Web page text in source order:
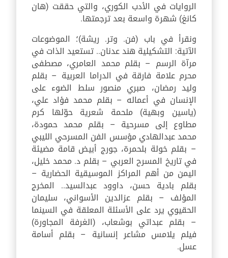
الروايات في الأدب الكوري، والتي حققت (هان
كانغ) شهرة واسعة بعد ترجمتها.
ونقرأ في باب (فن. وتر. ريشة)؛ الموضوعات
الآتية: التشكيلية هند عدنان.. تستعيد الذات في
مرآة الرسم – بقلم محمد العامري، مصطفى
محرم علامة فارقة في الدراما العربية – بقلم
وليد رمضان، صبري منصور سلط الضوء على
الإنسان في أعماله – بقلم محمد فؤاد علي،
(ياسين وبهية) ملحمة شعرية حوّلها كرم
مطاوع إلى مسرحية – بقلم محمد حمودة،
محمد عبدالهادي مؤسس الفن المسرحي الليبي
– بقلم خولة بلحمرة، جورج أبيض قامة مضيئة
في تاريخ المسرح العربي – بقلم د. محمد خليل،
اليمن من أهم المراكز الموسيقية الحضارية –
بقلم بادية حسن، داوود عبدالسيد.. المخرج
المؤلف – بقلم عزالدين الأسواني، سليمان
الحقيوي يرد على الأسئلة المعلقة في السينما
– بقلم عبداتي بوشعاب، (الغرفة المجاورة)
فيلم يلامس مشاعر إنسانية – بقلم أسامة
عسل.